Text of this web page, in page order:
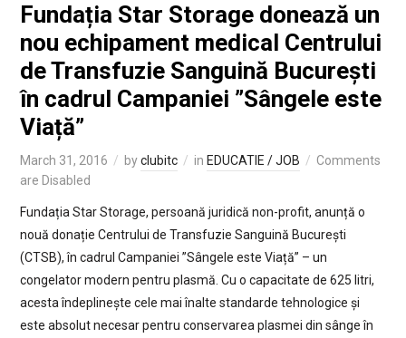
Fundația Star Storage donează un
nou echipament medical Centrului
de Transfuzie Sanguină București
în cadrul Campaniei ”Sângele este
Viață”
March 31, 2016 byclubitc in EDUCATIE / JOB
Comments
are Disabled
Fundația Star Storage, persoană juridică non-profit, anunță o
nouă donație Centrului de Transfuzie Sanguină București
(CTSB), în cadrul Campaniei ”Sângele este Viață” – un
congelator modern pentru plasmă. Cu o capacitate de 625 litri,
acesta îndeplinește cele mai înalte standarde tehnologice și
este absolut necesar pentru conservarea plasmei din sânge în